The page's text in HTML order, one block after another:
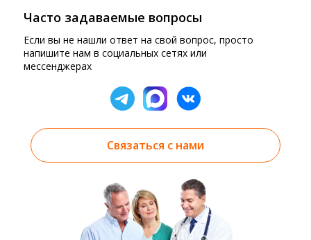
Часто задаваемые вопросы
Если вы не нашли ответ на свой вопрос, просто
напишите нам в социальных сетях или
мессенджерах
Связаться с нами